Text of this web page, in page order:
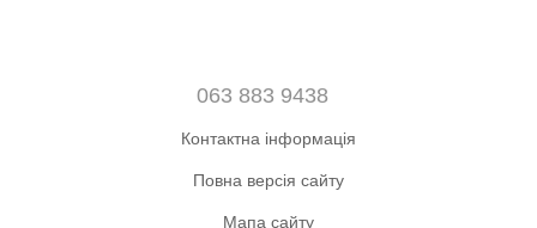
063 883 9438
Контактна інформація
Повна версія сайту
Мапа сайту